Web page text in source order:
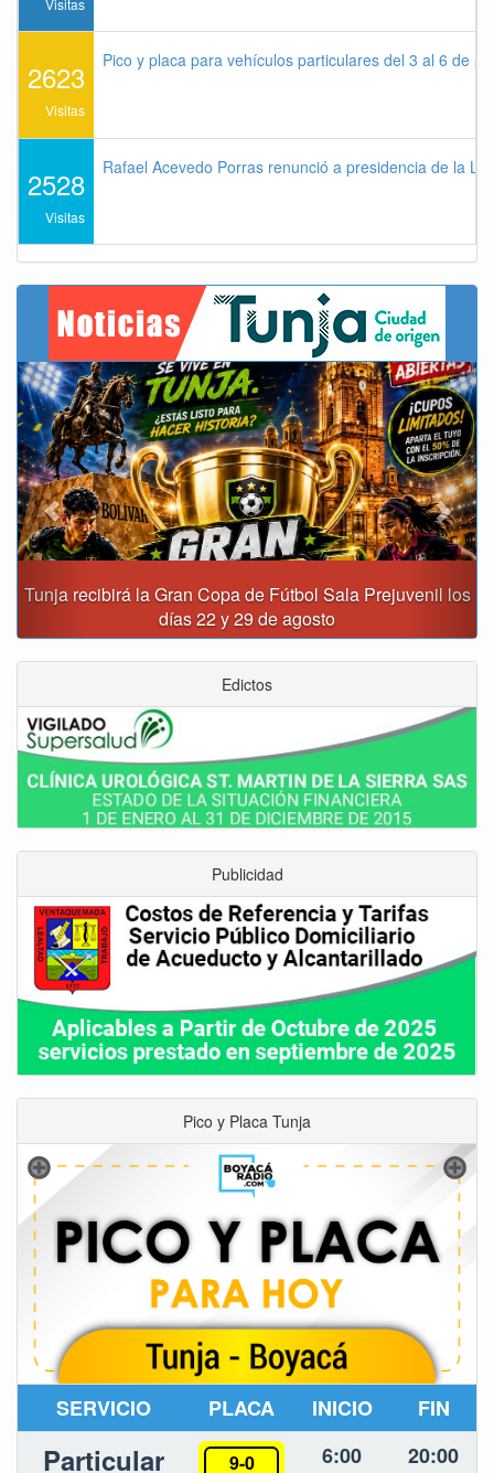
Visitas
2623
Visitas
Pico y placa para vehículos particulares del 3 al 6 de
2528
Visitas
Rafael Acevedo Porras renunció a presidencia de la
Tunja recibirá la Gran Copa de Fútbol Sala Prejuvenil los
días 22 y 29 de agosto
Previous Next
Edictos
Publicidad
Pico y Placa Tunja
SERVICIO PLACA INICIO FIN
Particular 9-0 6:00 20:00